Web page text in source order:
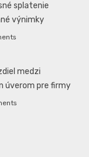
splatenie
výnimky
medzi
úverom pre firmy